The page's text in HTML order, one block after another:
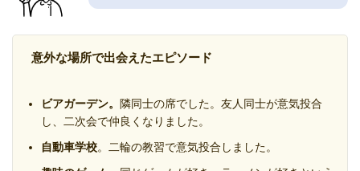
意外な場所で出会えたエピソード
ビアガーデン。
隣同士の席でした。友人同士が意気投合
し、二次会で仲良くなりました。
自動車学校。二輪の教習で意気投合しました。